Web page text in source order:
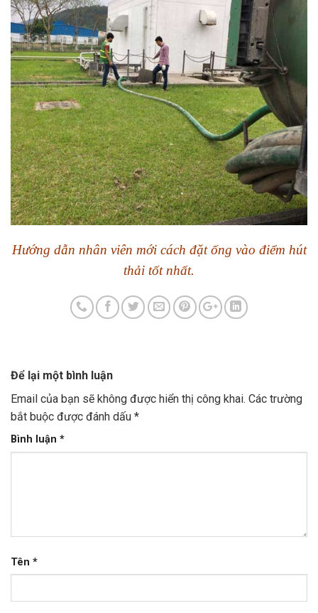
Hướng dẫn nhân viên mới cách đặt ống vào điểm hút
thải tốt nhất.
Để lại một bình luận
Email của bạn sẽ không được hiển thị công khai. Các trường
bắt buộc được đánh dấu *
Bình luận *
Tên *